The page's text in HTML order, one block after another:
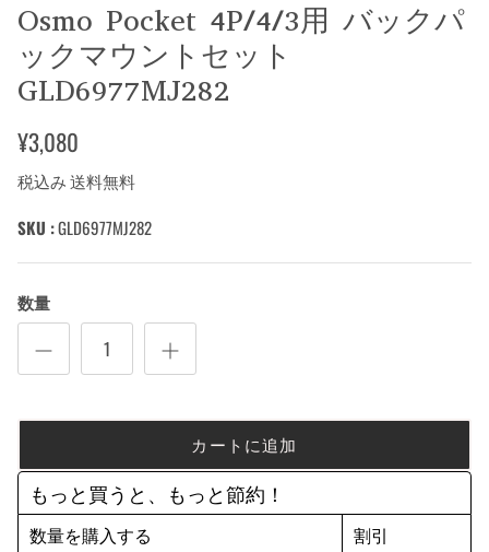
Osmo Pocket 4P/4/3用 バックパ
ックマウントセット
GLD6977MJ282
¥3,080
税込み 送料無料
SKU :GLD6977MJ282
数量
カートに追加
もっと買うと、もっと節約！
数量を購入する 割引